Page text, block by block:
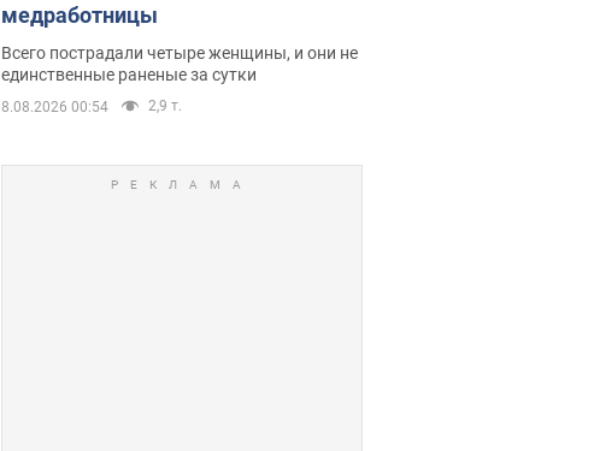
медработницы
Всего пострадали четыре женщины, и они не
единственные раненые за сутки
8.08.2026 00:54 2,9 т.